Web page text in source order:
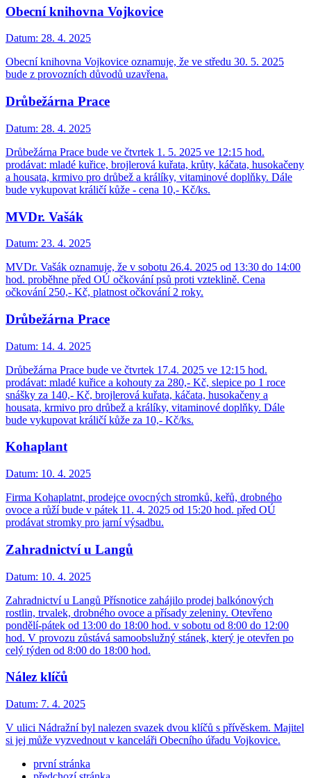
Obecní knihovna Vojkovice
Datum: 28. 4. 2025
Obecní knihovna Vojkovice oznamuje, že ve středu 30. 5. 2025
bude z provozních důvodů uzavřena.
Drůbežárna Prace
Datum: 28. 4. 2025
Drůbežárna Prace bude ve čtvrtek 1. 5. 2025 ve 12:15 hod.
prodávat: mladé kuřice, brojlerová kuřata, krůty, káčata, husokačeny
a housata, krmivo pro drůbež a králíky, vitaminové doplňky. Dále
bude vykupovat králičí kůže - cena 10,- Kč/ks.
MVDr. Vašák
Datum: 23. 4. 2025
MVDr. Vašák oznamuje, že v sobotu 26.4. 2025 od 13:30 do 14:00
hod. proběhne před OÚ očkování psů proti vzteklině. Cena
očkování 250,- Kč, platnost očkování 2 roky.
Drůbežárna Prace
Datum: 14. 4. 2025
Drůbežárna Prace bude ve čtvrtek 17.4. 2025 ve 12:15 hod.
prodávat: mladé kuřice a kohouty za 280,- Kč, slepice po 1 roce
snášky za 140,- Kč, brojlerová kuřata, káčata, husokačeny a
housata, krmivo pro drůbež a králíky, vitaminové doplňky. Dále
bude vykupovat králičí kůže za 10,- Kč/ks.
Kohaplant
Datum: 10. 4. 2025
Firma Kohaplatnt, prodejce ovocných stromků, keřů, drobného
ovoce a růží bude v pátek 11. 4. 2025 od 15:20 hod. před OÚ
prodávat stromky pro jarní výsadbu.
Zahradnictví u Langů
Datum: 10. 4. 2025
Zahradnictví u Langů Přísnotice zahájilo prodej balkónových
rostlin, trvalek, drobného ovoce a přísady zeleniny. Otevřeno
pondělí-pátek od 13:00 do 18:00 hod. v sobotu od 8:00 do 12:00
hod. V provozu zůstává samoobslužný stánek, který je otevřen po
celý týden od 8:00 do 18:00 hod.
Nález klíčů
Datum: 7. 4. 2025
V ulici Nádražní byl nalezen svazek dvou klíčů s přívěskem. Majitel
si jej může vyzvednout v kanceláři Obecního úřadu Vojkovice.
první stránka